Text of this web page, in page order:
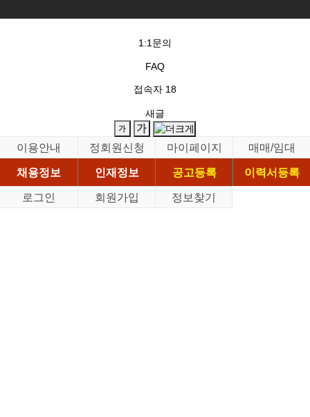
1:1문의
FAQ
접속자 18
새글
이용안내 정회원신청 마이페이지
매매/임대
채용정보
인재정보 공고등록
이력서등록
로그인
회원가입 정보찾기